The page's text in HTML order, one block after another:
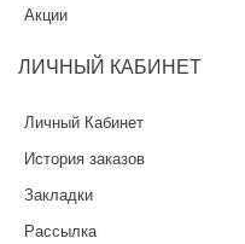
Акции
ЛИЧНЫЙ КАБИНЕТ
Личный Кабинет
История заказов
Закладки
Рассылка